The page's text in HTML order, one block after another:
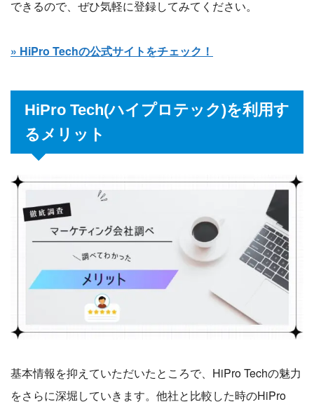
できるので、ぜひ気軽に登録してみてください。
» HiPro Techの公式サイトをチェック！
HiPro Tech(ハイプロテック)を利用す
るメリット
基本情報を抑えていただいたところで、HiPro Techの魅力
をさらに深堀していきます。他社と比較した時のHiPro